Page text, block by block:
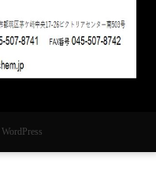
WordPress